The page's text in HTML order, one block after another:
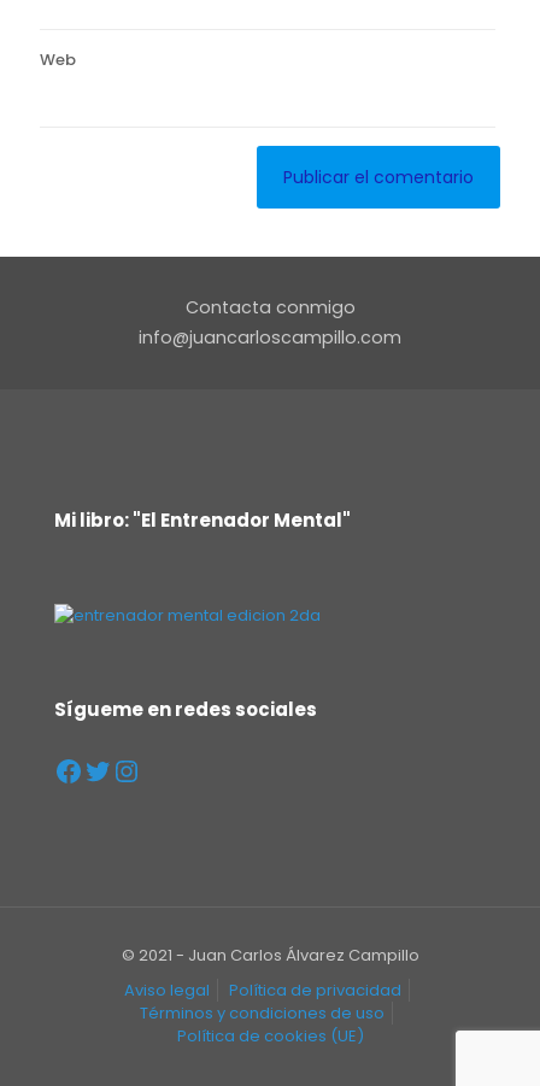
Web
Contacta conmigo
info@juancarloscampillo.com
Mi libro: "El Entrenador Mental"
Sígueme en redes sociales
© 2021 - Juan Carlos Álvarez Campillo
Aviso legal
Política de privacidad
Términos y condiciones de uso
Política de cookies (UE)